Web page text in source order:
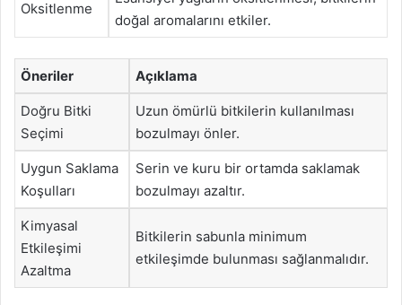
Oksitlenme
doğal aromalarını etkiler.
Öneriler Açıklama
Doğru Bitki
Seçimi
Uzun ömürlü bitkilerin kullanılması
bozulmayı önler.
Uygun Saklama
Koşulları
Serin ve kuru bir ortamda saklamak
bozulmayı azaltır.
Kimyasal
Etkileşimi
Azaltma
Bitkilerin sabunla minimum
etkileşimde bulunması sağlanmalıdır.